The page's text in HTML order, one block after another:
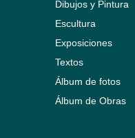
Dibujos y Pintura
Escultura
Exposiciones
Textos
Álbum de fotos
Álbum de Obras